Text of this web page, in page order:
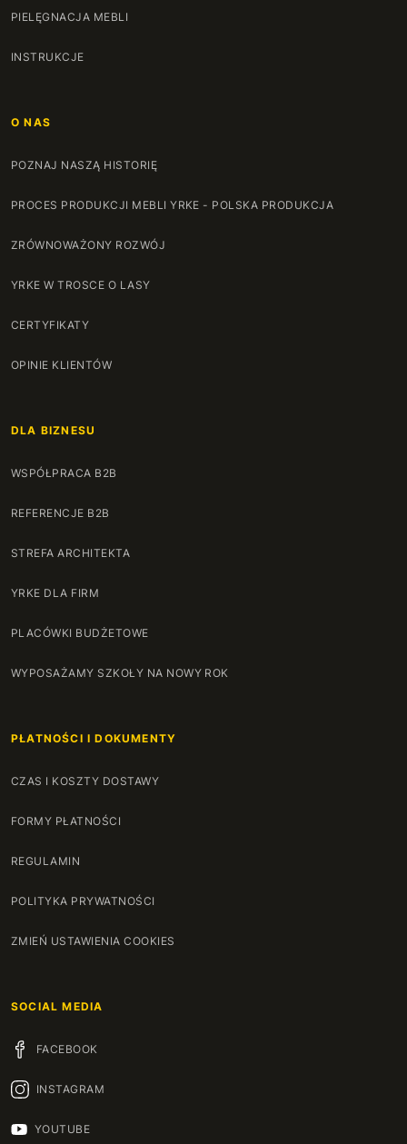
PIELĘGNACJA MEBLI
INSTRUKCJE
O NAS
POZNAJ NASZĄ HISTORIĘ
PROCES PRODUKCJI MEBLI YRKE - POLSKA PRODUKCJA
ZRÓWNOWAŻONY ROZWÓJ
YRKE W TROSCE O LASY
CERTYFIKATY
OPINIE KLIENTÓW
DLA BIZNESU
WSPÓŁPRACA B2B
REFERENCJE B2B
STREFA ARCHITEKTA
YRKE DLA FIRM
PLACÓWKI BUDŻETOWE
WYPOSAŻAMY SZKOŁY NA NOWY ROK
PŁATNOŚCI I DOKUMENTY
CZAS I KOSZTY DOSTAWY
FORMY PŁATNOŚCI
REGULAMIN
POLITYKA PRYWATNOŚCI
ZMIEŃ USTAWIENIA COOKIES
SOCIAL MEDIA
FACEBOOK
INSTAGRAM
YOUTUBE